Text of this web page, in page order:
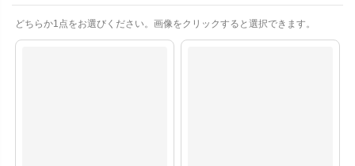
必
どちらか1点をお選びください。画像をクリックすると選択できます。